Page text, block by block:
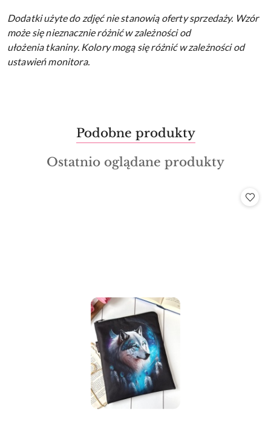
Dodatki użyte do zdjęć nie stanowią oferty sprzedaży. Wzór
może się nieznacznie różnić w zależności od
ułożenia tkaniny. Kolory mogą się różnić w zależności od
ustawień monitora.
Pomiń karuzelę produktów
Produkty
o
statusie:
Podobne produkty
Produkty
Ostatnio oglądane produkty